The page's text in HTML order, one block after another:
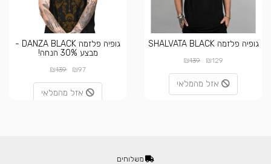
גופיה פלזמה SHALVATA BLACK
₪129
₪139
אזל מהמלאי
גופיה פלזמה DANZA BLACK -
מבצע 30% הנחה!
₪97
₪139
אזל מהמלאי
משלוחים